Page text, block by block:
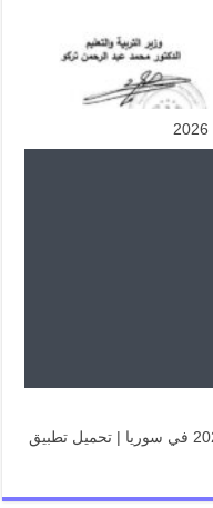
تطبيق نتائج البكالوريا والتاسع الرسمي 2026 في سوريا | تحميل تطبيق